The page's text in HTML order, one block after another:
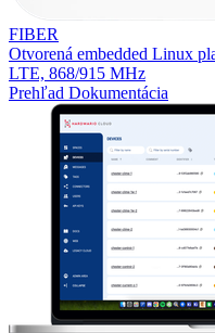
FIBER
Otvorená embedded Linux
LTE, 868/915 MHz
Prehľad Dokumentácia